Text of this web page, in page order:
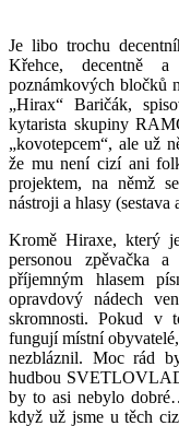
Je libo trochu
Křehce, decentně
poznámkových bločků
„Hirax“ Baričák,
kytarista skupiny
„kovotepcem“, ale už
že mu není cizí ani
projektem, na němž
nástroji a hlasy (sestava
Kromě Hiraxe, který
personou zpěvačka
příjemným hlasem
opravdový nádech
skromnosti. Pokud v
fungují místní
nezbláznil. Moc rád
hudbou
by to asi nebylo
když už jsme u těch